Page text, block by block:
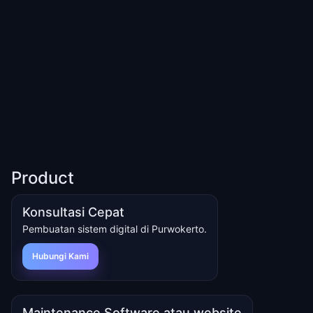
Product
Konsultasi Cepat
Pembuatan sistem digital di Purwokerto.
Hubungi Kami